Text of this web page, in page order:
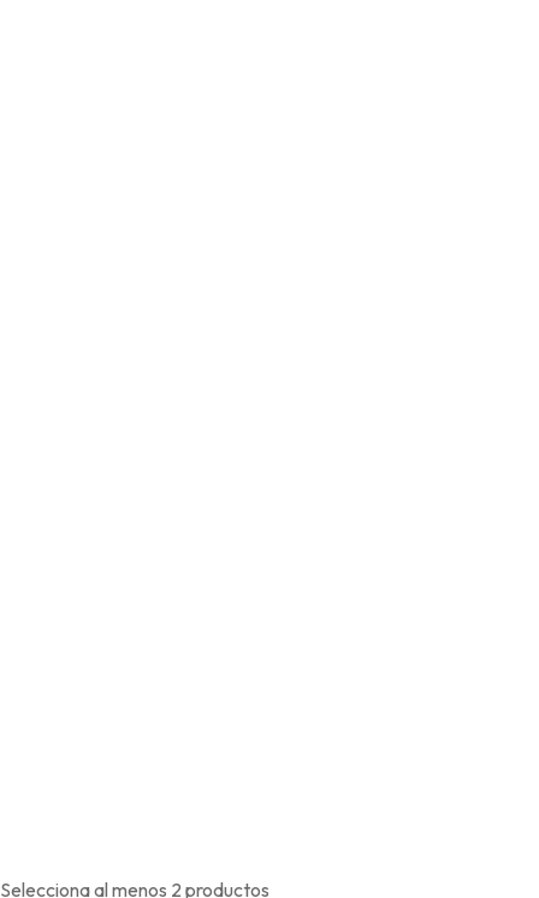
Selecciona al menos 2 productos